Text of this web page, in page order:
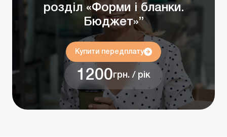
розділ «Форми і бланки.
Бюджет»”
Купити передплату
1200грн. / рік